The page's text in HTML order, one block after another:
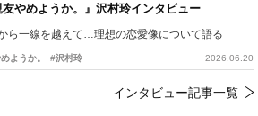
友やめようか。』沢村玲インタビュー
ら一線を越えて…理想の恋愛像について語る
ようか。 #沢村玲 2026.06.20
インタビュー記事一覧